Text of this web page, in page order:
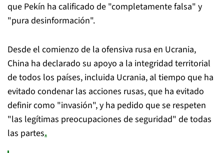
que Pekín ha calificado de "completamente falsa" y
"pura desinformación".
Desde el comienzo de la ofensiva rusa en Ucrania,
China ha declarado su apoyo a la integridad territorial
de todos los países, incluida Ucrania, al tiempo que ha
evitado condenar las acciones rusas, que ha evitado
definir como "invasión", y ha pedido que se respeten
"las legítimas preocupaciones de seguridad" de todas
las partes.